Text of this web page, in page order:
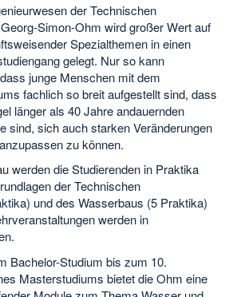
der Technischen
Simon-Ohm wird großer Wert auf
Spezialthemen in einen
gelegt. Nur so kann
junge Menschen mit dem
fachlich so breit aufgestellt sind, dass
länger als 40 Jahre andauernden
sind, sich auch starken Veränderungen
zu können.
werden die Studierenden in Praktika
der Technischen
und des Wasserbaus (5 Praktika)
werden in
Bachelor-Studium bis zum 10.
Masterstudiums bietet die Ohm eine